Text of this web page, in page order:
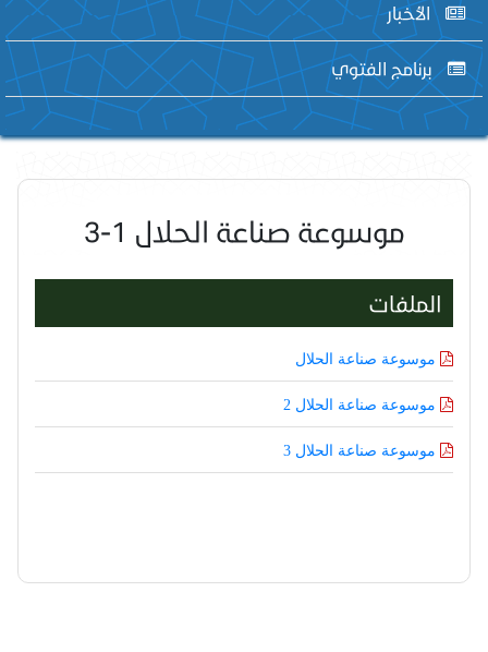
الأخبار
برنامج الفتوي
موسوعة صناعة الحلال 1-3
الملفات
موسوعة صناعة الحلال
موسوعة صناعة الحلال 2
موسوعة صناعة الحلال 3